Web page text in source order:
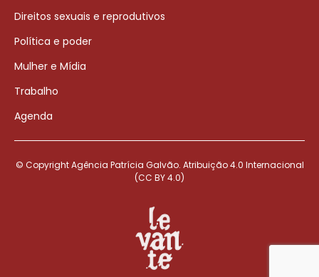
Direitos sexuais e reprodutivos
Política e poder
Mulher e Mídia
Trabalho
Agenda
© Copyright Agência Patrícia Galvão. Atribuição 4.0 Internacional
(CC BY 4.0)